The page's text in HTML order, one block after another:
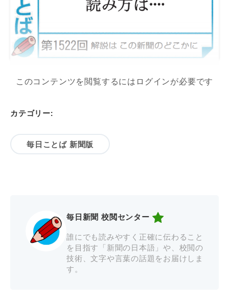
このコンテンツを閲覧するにはログインが必要です
カテゴリー:
毎日ことば 新聞版
毎日新聞 校閲センター
誰にでも読みやすく正確に伝わること
を目指す「新聞の日本語」や、校閲の
技術、文字や言葉の話題をお届けしま
す。